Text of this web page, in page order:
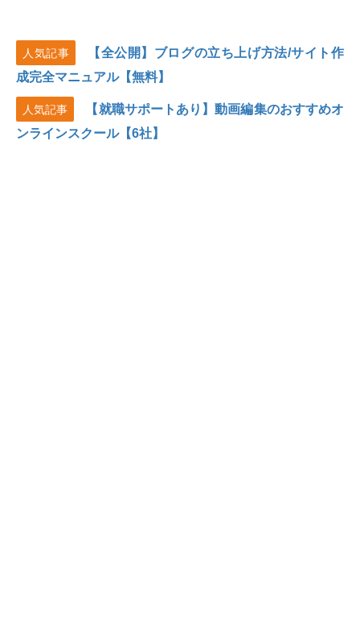
人気記事
【全公開】ブログの立ち上げ方法/サイト作
成完全マニュアル【無料】
人気記事
【就職サポートあり】動画編集のおすすめオ
ンラインスクール【6社】